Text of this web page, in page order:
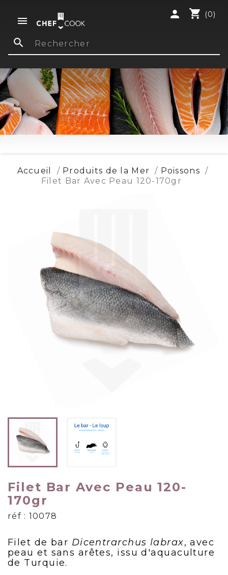

shopping_cart (0)
person
search
Accueil Produits de la Mer
Poissons
Filet Bar Avec Peau 120-170gr
Filet Bar Avec Peau 120-
170gr
réf : 10078
Filet de bar Dicentrarchus labrax, avec
peau et sans arêtes, issu d'aquaculture
de Turquie.